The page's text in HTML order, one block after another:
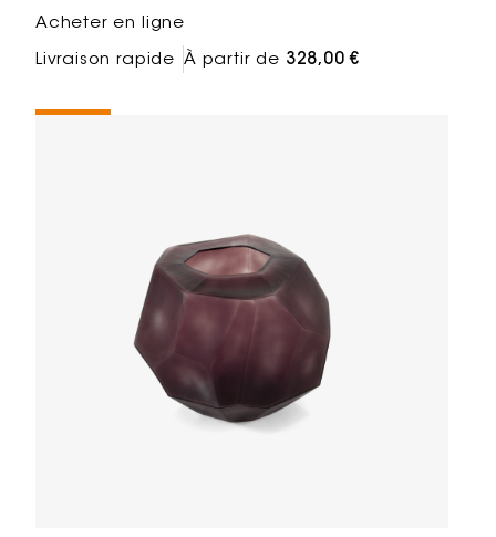
Acheter en ligne
Livraison rapide À partir de 328,00 €